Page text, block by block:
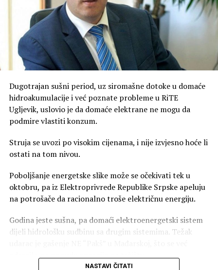
Dugotrajan sušni period, uz siromašne dotoke u domaće
hidroakumulacije i već poznate probleme u RiTE
Ugljevik, uslovio je da domaće elektrane ne mogu da
podmire vlastiti konzum.
Struja se uvozi po visokim cijenama, i nije izvjesno hoće li
ostati na tom nivou.
Poboljšanje energetske slike može se očekivati tek u
oktobru, pa iz Elektroprivrede Republike Srpske apeluju
na potrošače da racionalno troše električnu energiju.
Godina jeste sušna, pa domaći elektroenergetski sistem
dijeli hidrološku sudbinu sa drugim sistemima. Težak
NASTAVI ČITATI